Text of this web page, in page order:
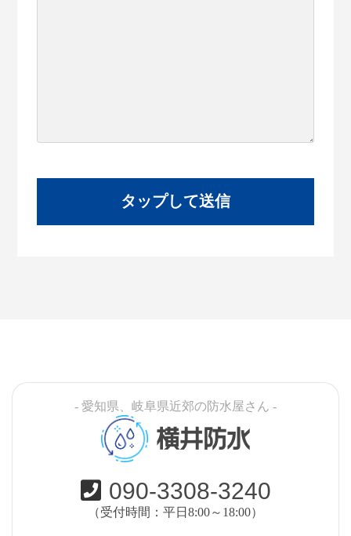
- 愛知県、岐阜県近郊の防水屋さん -
横井防水
090-3308-3240
（受付時間：平日8:00～18:00）